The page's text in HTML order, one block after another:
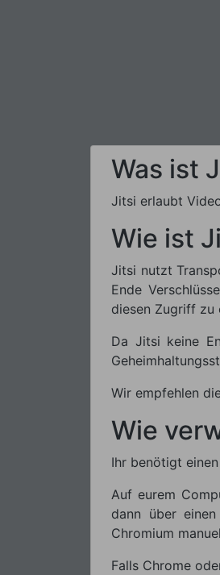
Was ist
Jitsi erlaubt
Wie ist
Jitsi nutzt
Ende
diesen Zugriff zu
Da Jitsi keine
Wir empfehlen
Wie
Ihr benötigt
Auf eurem
dann über
Chromium
Falls Chrome